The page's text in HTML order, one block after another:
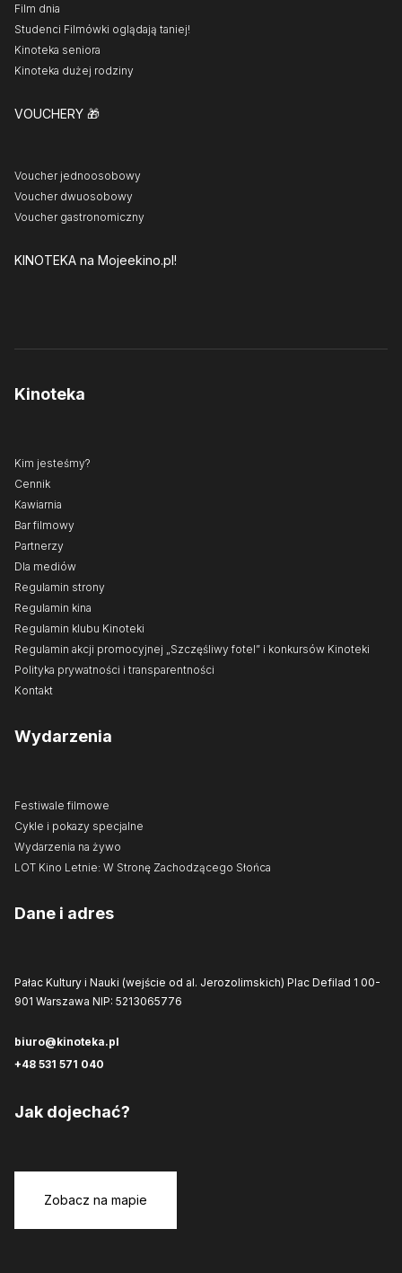
Film dnia
Studenci Filmówki oglądają taniej!
Kinoteka seniora
Kinoteka dużej rodziny
VOUCHERY 🎁
Voucher jednoosobowy
Voucher dwuosobowy
Voucher gastronomiczny
KINOTEKA na Mojeekino.pl!
Kinoteka
Kim jesteśmy?
Cennik
Kawiarnia
Bar filmowy
Partnerzy
Dla mediów
Regulamin strony
Regulamin kina
Regulamin klubu Kinoteki
Regulamin akcji promocyjnej „Szczęśliwy fotel” i konkursów Kinoteki
Polityka prywatności i transparentności
Kontakt
Wydarzenia
Festiwale filmowe
Cykle i pokazy specjalne
Wydarzenia na żywo
LOT Kino Letnie: W Stronę Zachodzącego Słońca
Dane i adres
Pałac Kultury i Nauki (wejście od al. Jerozolimskich) Plac Defilad 1 00-
901 Warszawa NIP: 5213065776
biuro@kinoteka.pl
+48 531 571 040
Jak dojechać?
Zobacz na mapie